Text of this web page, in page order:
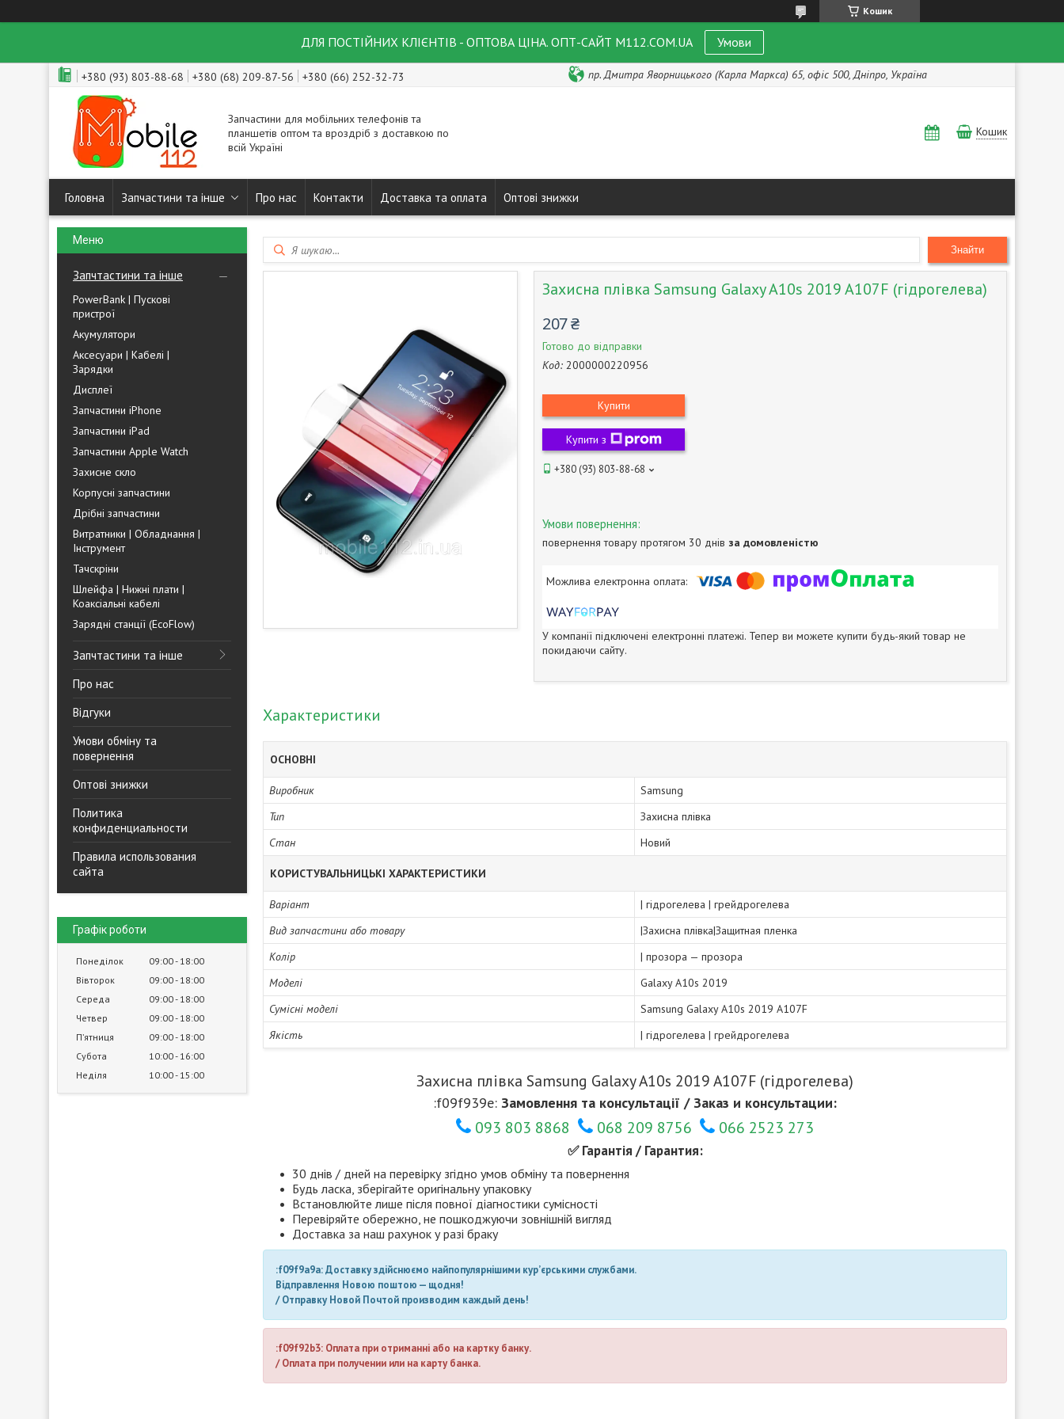
Кошик
ДЛЯ ПОСТІЙНИХ КЛІЄНТІВ - ОПТОВА ЦІНА. ОПТ-САЙТ M112.COM.UA Умови
+380 (93) 803-88-68 +380 (68) 209-87-56 +380 (66) 252-32-73 пр. Дмитра Яворницького (Карла Маркса) 65, офіс 500, Дніпро, Україна
Запчастини для мобільних телефонів та
планшетів оптом та вроздріб з доставкою по
всій Україні
Кошик
Головна Запчастини та інше Про нас Контакти Доставка та оплата Оптові знижки
Запчтастини та інше
PowerBank | Пускові
пристрої
Акумулятори
Аксесуари | Кабелі |
Зарядки
Дисплеї
Запчастини iPhone
Запчастини iPad
Запчастини Apple Watch
Захисне скло
Корпусні запчастини
Дрібні запчастини
Витратники | Обладнання |
Інструмент
Тачскріни
Шлейфа | Нижні плати |
Коаксіальні кабелі
Зарядні станції (EcoFlow)
Запчтастини та інше
Про нас
Відгуки
Умови обміну та
повернення
Оптові знижки
Политика
конфиденциальности
Правила использования
сайта
Графік роботи
Понеділок 09:00 18:00
Вівторок
09:00 18:00
Середа
09:00 18:00
Четвер
09:00 18:00
Пʼятниця
09:00 18:00
Субота
10:00 16:00
Неділя
10:00 15:00
Знайти
Захисна плівка Samsung Galaxy A10s 2019 A107F (гідрогелева)
207 ₴
Готово до відправки
Код: 2000000220956
Купити
Купити з
+380 (93) 803-88-68
повернення товару протягом 30 днів за домовленістю
У компанії підключені електронні платежі. Тепер ви можете купити будь-який товар не
покидаючи сайту.
Характеристики
ОСНОВНІ
Виробник
Samsung
Тип
Захисна плівка
Стан
Новий
КОРИСТУВАЛЬНИЦЬКІ ХАРАКТЕРИСТИКИ
Варіант
| гідрогелева | грейдрогелева
Вид запчастини або товару
|Захисна плівка|Защитная пленка
Колір
| прозора — прозора
Моделі
Galaxy A10s 2019
Сумісні моделі
Samsung Galaxy A10s 2019 A107F
Якість
| гідрогелева | грейдрогелева
Захисна плівка Samsung Galaxy A10s 2019 A107F (гідрогелева)
:f09f939e: Замовлення та консультації / Заказ и консультации:
093 803 8868 068 209 8756 066 2523 273
✅ Гарантія / Гарантия:
30 днів / дней на перевірку згідно умов обміну та повернення
Будь ласка, зберігайте оригінальну упаковку
Встановлюйте лише після повної діагностики сумісності
Перевіряйте обережно, не пошкоджуючи зовнішній вигляд
Доставка за наш рахунок у разі браку
:f09f9a9a: Доставку здійснюємо найпопулярнішими кур’єрськими службами.
Відправлення Новою поштою — щодня!
/ Отправку Новой Почтой производим каждый день!
:f09f92b3: Оплата при отриманні або на картку банку.
/ Оплата при получении или на карту банка.